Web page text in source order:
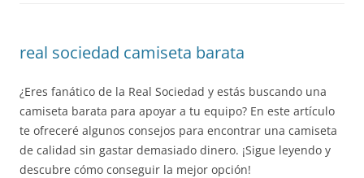
real sociedad camiseta barata
¿Eres fanático de la Real Sociedad y estás buscando una
camiseta barata para apoyar a tu equipo? En este artículo
te ofreceré algunos consejos para encontrar una camiseta
de calidad sin gastar demasiado dinero. ¡Sigue leyendo y
descubre cómo conseguir la mejor opción!